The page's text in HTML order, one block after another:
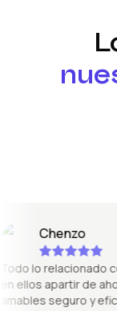
Chenzo
lo relacionado
apartir de
seguro y eficaz.